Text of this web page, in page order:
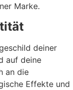
Marke.
deiner
auf deine
an die
Effekte und